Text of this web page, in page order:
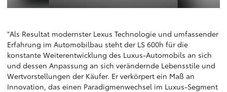
"Als Resultat modernster Lexus Technologie und umfassender
Erfahrung im Automobilbau steht der LS 600h für die
konstante Weiterentwicklung des Luxus-Automobils an sich
und dessen Anpassung an sich verändernde Lebensstile und
Wertvorstellungen der Käufer. Er verkörpert ein Maß an
Innovation, das einen Paradigmenwechsel im Luxus-Segment